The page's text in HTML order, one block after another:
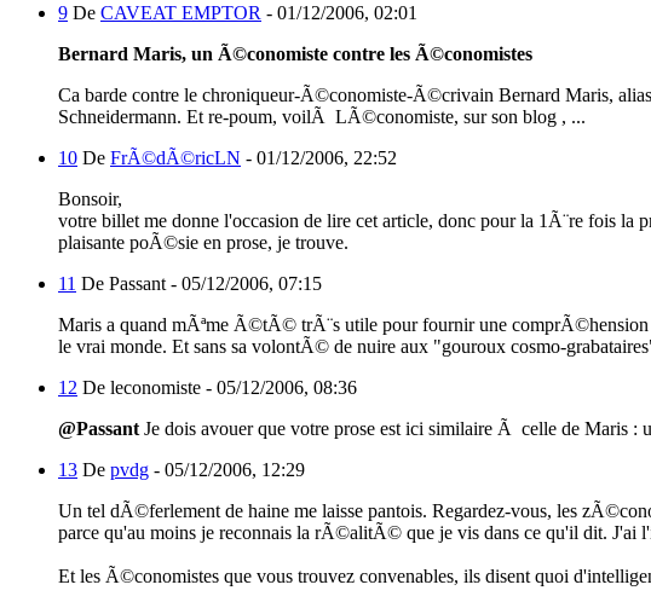
9 De CAVEAT EMPTOR - 01/12/2006, 02:01
Bernard Maris, un Ã©conomiste contre les Ã©conomistes
Ca barde contre le chroniqueur-Ã©conomiste-Ã©crivain Bernard Maris,
Schneidermann. Et re-poum, voilÃ LÃ©conomiste, sur son blog , ...
10 De FrÃ©dÃ©ricLN - 01/12/2006, 22:52
Bonsoir,
votre billet me donne l'occasion de lire cet article, donc pour la 1Ã¨re fois
plaisante poÃ©sie en prose, je trouve.
11 De Passant - 05/12/2006, 07:15
Maris a quand mÃªme Ã©tÃ© trÃ¨s utile pour fournir une
le vrai monde. Et sans sa volontÃ© de nuire aux "gouroux cosmo-
12 De leconomiste - 05/12/2006, 08:36
@Passant Je dois avouer que votre prose est ici similaire Ã celle de Maris :
13 De pvdg - 05/12/2006, 12:29
Un tel dÃ©ferlement de haine me laisse pantois. Regardez-vous, les
parce qu'au moins je reconnais la rÃ©alitÃ© que je vis dans ce qu'il dit. J'ai
Et les Ã©conomistes que vous trouvez convenables, ils disent quoi